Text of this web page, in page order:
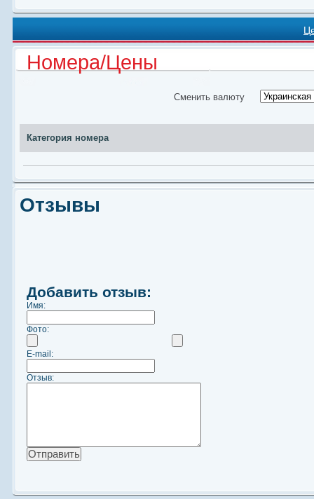
Номера/Цены
Сменить валюту
Категория номера
Отзывы
Добавить отзыв:
Имя:
Фото:
E-mail:
Отзыв: